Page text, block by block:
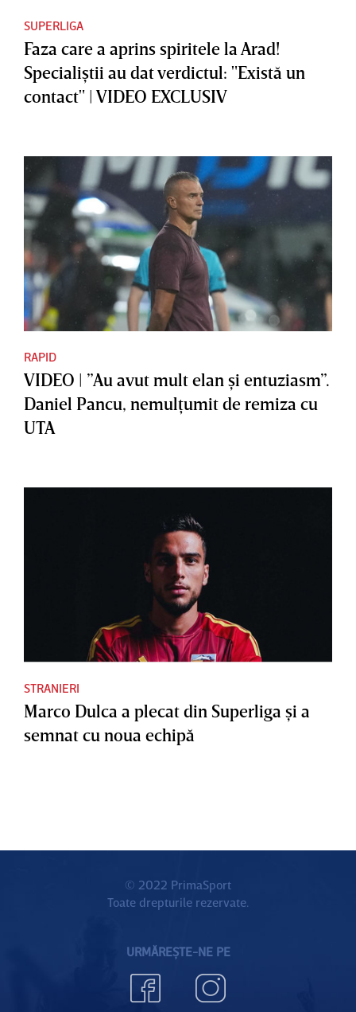
SUPERLIGA
Faza care a aprins spiritele la Arad!
Specialiştii au dat verdictul: "Există un
contact" | VIDEO EXCLUSIV
RAPID
VIDEO | ”Au avut mult elan şi entuziasm”.
Daniel Pancu, nemulţumit de remiza cu
UTA
STRANIERI
Marco Dulca a plecat din Superliga şi a
semnat cu noua echipă
© 2022 PrimaSport
Toate drepturile rezervate.
URMĂREȘTE-NE PE